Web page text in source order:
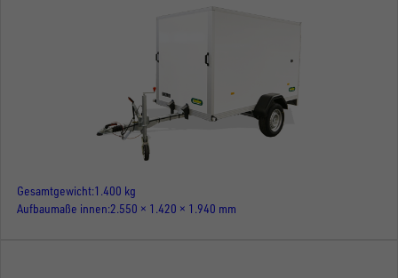
Gesamtgewicht 1.400 kg
Aufbaumaße innen 2.550 × 1.420 × 1.940 mm